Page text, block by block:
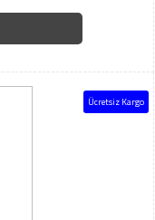
Ücretsiz Kargo